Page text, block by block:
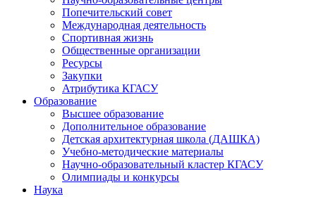
Попечительский совет
Международная деятельность
Спортивная жизнь
Общественные организации
Ресурсы
Закупки
Атрибутика КГАСУ
Образование
Высшее образование
Дополнительное образование
Детская архитектурная школа (ДАШКА)
Учебно-методические материалы
Научно-образовательный кластер КГАСУ
Олимпиады и конкурсы
Наука